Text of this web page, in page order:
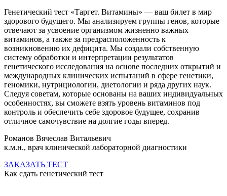
Генетический тест «Таргет. Витамины» — ваш билет в мир
здорового будущего. Мы анализируем группы генов, которые
отвечают за усвоение организмом жизненно важных
витаминов, а также за предрасположенность к
возникновению их дефицита. Мы создали собственную
систему обработки и интерпретации результатов
генетического исследования на основе последних открытий и
международных клинических испытаний в сфере генетики,
геномики, нутрициологии, диетологии и ряда других наук.
Следуя советам, которые основаны на ваших индивидуальных
особенностях, вы сможете взять уровень витаминов под
контроль и обеспечить себе здоровое будущее, сохранив
отличное самочувствие на долгие годы вперед.
Романов Вячеслав Витальевич
к.м.н., врач клинической лабораторной диагностики
ЗАКАЗАТЬ ТЕСТ
Как сдать генетический тест